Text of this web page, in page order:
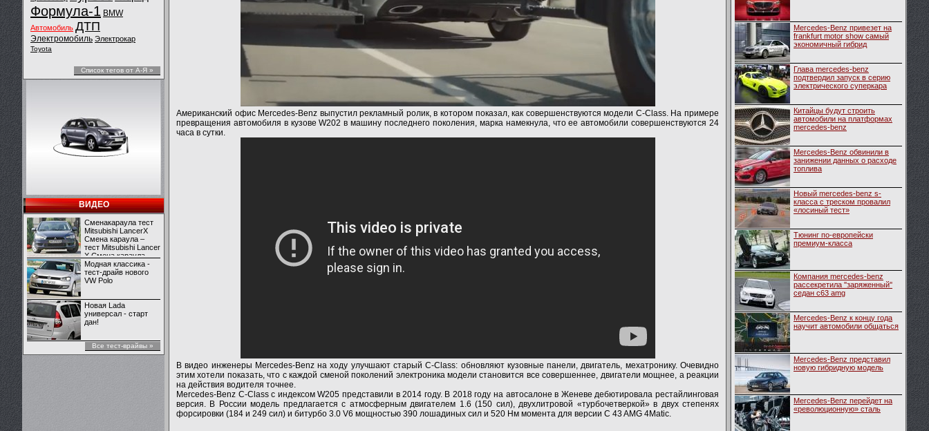
Формула-1 BMW
Автомобиль ДТП
Электромобиль Электрокар
Toyota
Список тегов от А-Я »
ВИДЕО
Сменакараула тест
Mitsubishi LancerX
Смена караула –
тест Mitsubishi Lancer
X Смена караула –
тест Mitsubishi Lancer
X
Модная классика -
тест-драйв нового
VW Polo
Новая Lada
универсал - старт
дан!
Все тест-врайвы »
Американский офис Mercedes-Benz выпустил рекламный ролик, в котором показал, как совершенствуются модели C-Class. На примере
превращения автомобиля в кузове W202 в машину последнего поколения, марка намекнула, что ее автомобили совершенствуются 24
часа в сутки.
В видео инженеры Mercedes-Benz на ходу улучшают старый C-Class: обновляют кузовные панели, двигатель, мехатронику. Очевидно
этим хотели показать, что с каждой сменой поколений электроника модели становится все совершеннее, двигатели мощнее, а реакции
на действия водителя точнее.
Mercedes-Benz C-Class с индексом W205 представили в 2014 году. В 2018 году на автосалоне в Женеве дебютировала рестайлинговая
версия. В России модель предлагается с атмосферным двигателем 1.6 (150 сил), двухлитровой «турбочетверкой» в двух степенях
форсировки (184 и 249 сил) и битурбо 3.0 V6 мощностью 390 лошадиных сил и 520 Нм момента для версии C 43 AMG 4Matic.
Mercedes-Benz привезет на
frankfurt motor show самый
экономичный гибрид
Глава mercedes-benz
подтвердил запуск в серию
электрического суперкара
Китайцы будут строить
автомобили на платформах
mercedes-benz
Mercedes-Benz обвинили в
занижении данных о расходе
топлива
Новый mercedes-benz s-
класса с треском провалил
«лосиный тест»
Тюнинг по-европейски
премиум-класса
Компания mercedes-benz
рассекретила ''заряженный''
седан с63 amg
Mercedes-Benz к концу года
научит автомобили общаться
Mercedes-Benz представил
новую гибридную модель
Mercedes-Benz перейдет на
«революционную» сталь